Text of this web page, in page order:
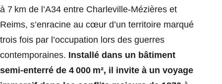
à 7 km de l’A34 entre Charleville‑Mézières et
Reims, s’enracine au cœur d’un territoire marqué
trois fois par l’occupation lors des guerres
contemporaines. Installé dans un bâtiment
semi‑enterré de 4 000 m², il invite à un voyage